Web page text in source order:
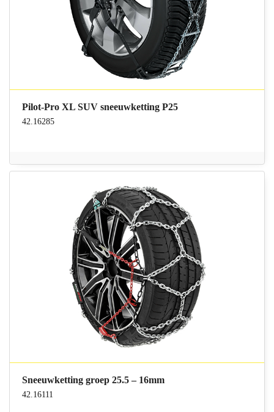
Pilot-Pro XL SUV sneeuwketting P25
42.16285
Sneeuwketting groep 25.5 – 16mm
42.16111